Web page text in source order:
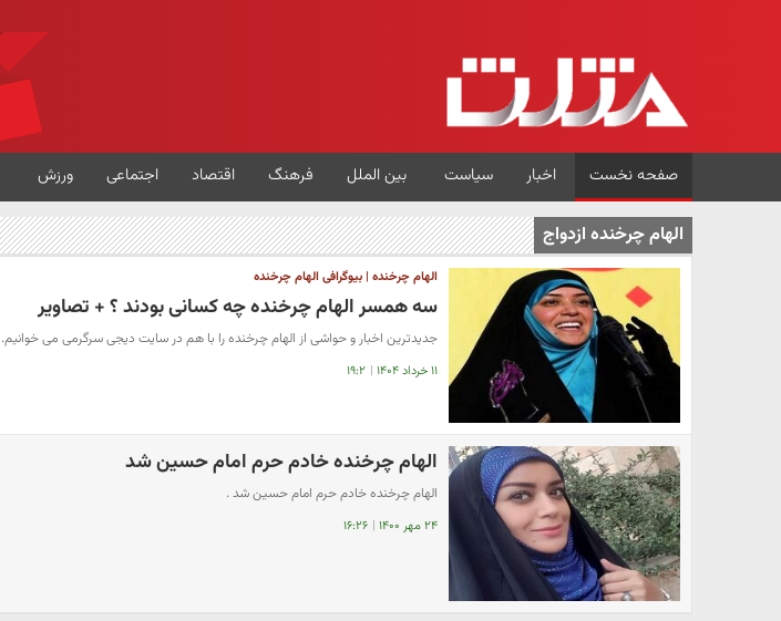
صفحه نخست اخبار سیاست بین الملل فرهنگ اقتصاد اجتماعی ورزش
الهام چرخنده ازدواج
الهام چرخنده | بیوگرافی الهام چرخنده
سه همسر الهام چرخنده چه کسانی بودند ؟ + تصاویر
جدیدترین اخبار و حواشی از الهام چرخنده را با هم در سایت دیجی سرگرمی می خوانیم.
۱۱ خرداد ۱۴۰۴ | ۱۹:۲
الهام چرخنده خادم حرم امام حسین شد
الهام چرخنده خادم حرم امام حسین شد .
۲۴ مهر ۱۴۰۰ | ۱۶:۲۶